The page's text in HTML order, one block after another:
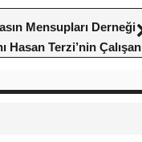
Mensupları Derneği
Hasan Terzi’nin Çalışan